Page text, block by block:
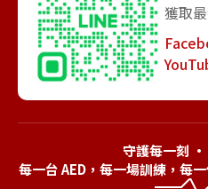
獲取
守護每一刻
每一台 AED，每一場訓練，每